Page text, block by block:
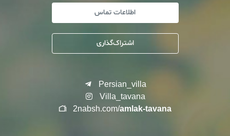
اطلاعات تماس
اشتراک‌گذاری
Persian_villa
Villa_tavana
2nabsh.com/amlak-tavana